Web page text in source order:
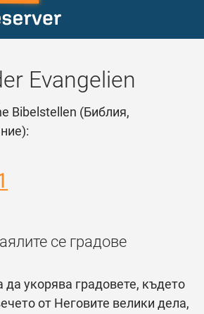
Evangelien
Bibelstellen (Библия,
се градове
да укорява градовете, където
от Неговите велики дела,